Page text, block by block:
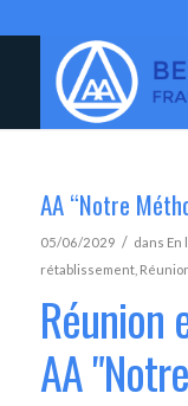
AA “Notre
05/06/2029 / dans En
rétablissement,
Réunion
AA